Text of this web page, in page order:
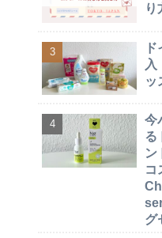
り
ッ
今
る
ン
コ
グ